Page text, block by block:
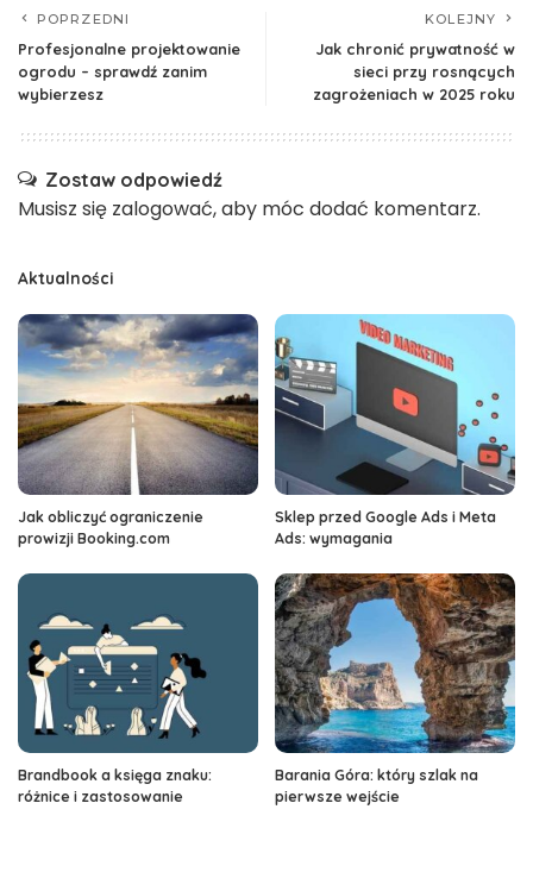
POPRZEDNI
Profesjonalne projektowanie
ogrodu – sprawdź zanim
wybierzesz
KOLEJNY
Jak chronić prywatność w
sieci przy rosnących
zagrożeniach w 2025 roku
Zostaw odpowiedź
Musisz się zalogować, aby móc dodać komentarz.
Aktualności
Jak obliczyć ograniczenie
prowizji Booking.com
Sklep przed Google Ads i Meta
Ads: wymagania
Brandbook a księga znaku:
różnice i zastosowanie
Barania Góra: który szlak na
pierwsze wejście